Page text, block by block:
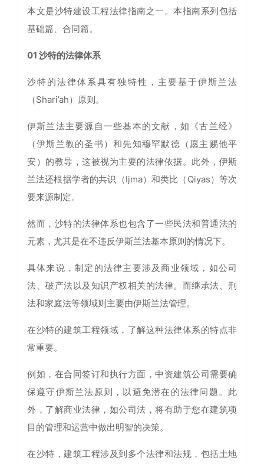
本文是沙特建设工程法律指南之一。本指南系列包括
基础篇、合同篇。
01 沙特的法律体系
沙特的法律体系具有独特性，主要基于伊斯兰法
（Shari’ah）原则。
伊斯兰法主要源自一些基本的文献，如《古兰经》
（伊斯兰教的圣书）和先知穆罕默德（愿主赐他平
安）的教导，这被视为主要的法律依据。此外，伊斯
兰法还根据学者的共识（Ijma）和类比（Qiyas）等次
要来源制定。
然而，沙特的法律体系也包含了一些民法和普通法的
元素，尤其是在不违反伊斯兰法基本原则的情况下。
具体来说，制定的法律主要涉及商业领域，如公司
法、破产法以及知识产权相关的法律。而继承法、刑
法和家庭法等领域则主要由伊斯兰法管理。
在沙特的建筑工程领域，了解这种法律体系的特点非
常重要。
例如，在合同签订和执行方面，中资建筑公司需要确
保遵守伊斯兰法原则，以避免潜在的法律问题。此
外，了解商业法律，如公司法，将有助于您在建筑项
目的管理和运营中做出明智的决策。
在沙特，建筑工程涉及到多个法律和法规，包括土地